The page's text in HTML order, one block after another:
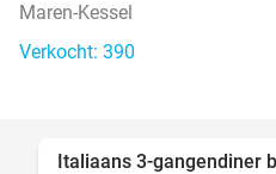
Maren-Kessel
Verkocht: 390
Italiaans 3-gangendiner